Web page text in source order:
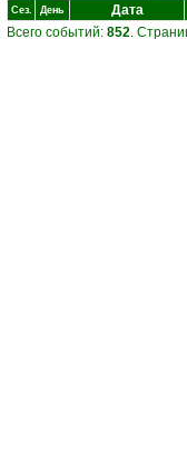
Сез. День
Дата
Всего событий: 852.